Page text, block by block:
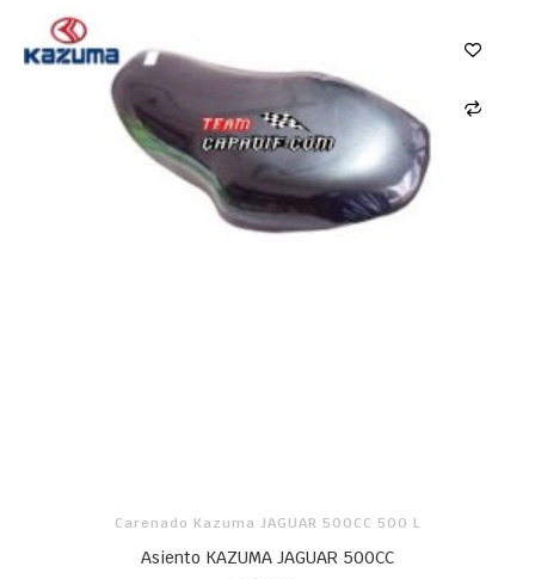
Carenado Kazuma JAGUAR 500CC 500 L
Asiento KAZUMA JAGUAR 500CC